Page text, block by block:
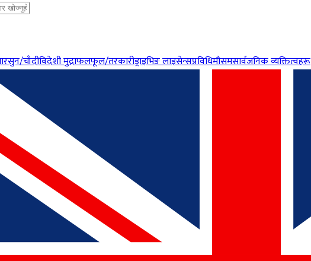
सुन/चाँदीविदेशी मुद्राफलफूल/तरकारीड्राइभिङ लाइसेन्सप्रविधिमौसमसार्वजनिक व्यक्तित्वहरू